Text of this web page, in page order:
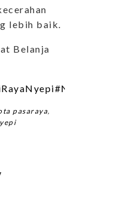
lebih baik.
Belanja
#NyepiDay
pasaraya,